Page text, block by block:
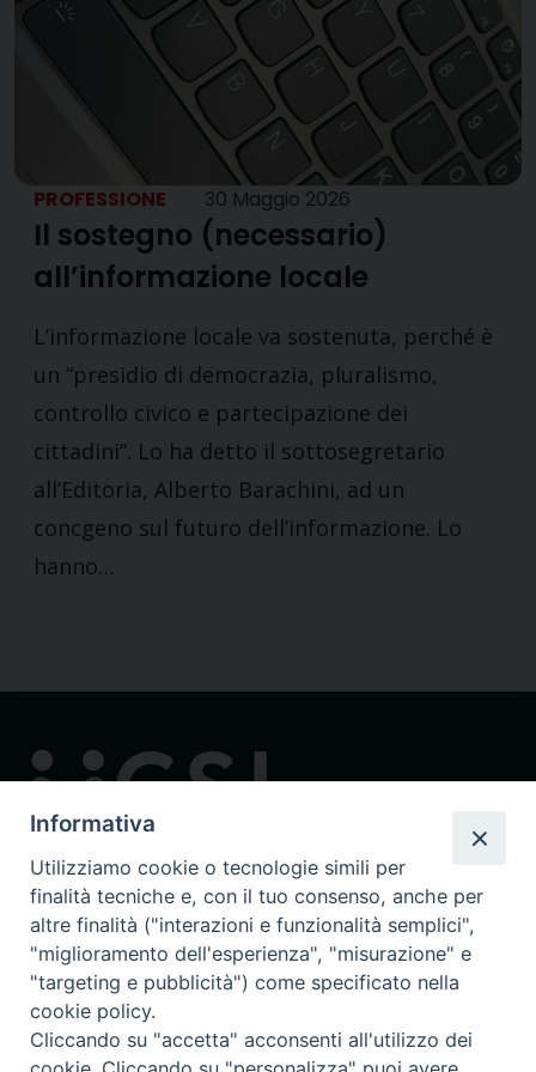
PROFESSIONE 30 Maggio 2026
Il sostegno (necessario)
all’informazione locale
L’informazione locale va sostenuta, perché è
un “presidio di democrazia, pluralismo,
controllo civico e partecipazione dei
cittadini”. Lo ha detto il sottosegretario
all’Editoria, Alberto Barachini, ad un
concgeno sul futuro dell’informazione. Lo
hanno…
Contatti
via in Lucina 16/a, 00186 Roma
tel: 0668802874
fax: 0645449621
email: ucsi@ucsi.it
Informativa
Utilizziamo cookie o tecnologie simili per
finalità tecniche e, con il tuo consenso, anche per
altre finalità ("interazioni e funzionalità semplici",
"miglioramento dell'esperienza", "misurazione" e
"targeting e pubblicità") come specificato nella
cookie policy.
Cliccando su "accetta" acconsenti all'utilizzo dei